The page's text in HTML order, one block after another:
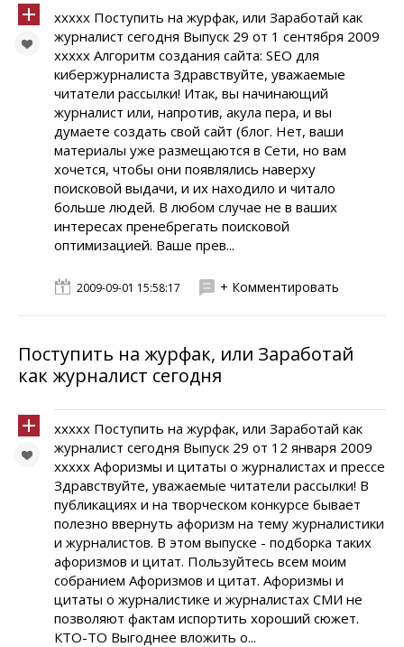
xxxxx Поступить на журфак, или Заработай как
журналист сегодня Выпуск 29 от 1 сентября 2009
xxxxx Алгоритм создания сайта: SEO для
кибержурналиста Здравствуйте, уважаемые
читатели рассылки! Итак, вы начинающий
журналист или, напротив, акула пера, и вы
думаете создать свой сайт (блог. Нет, ваши
материалы уже размещаются в Сети, но вам
хочется, чтобы они появлялись наверху
поисковой выдачи, и их находило и читало
больше людей. В любом случае не в ваших
интересах пренебрегать поисковой
оптимизацией. Ваше прев...
2009-09-01 15:58:17 + Комментировать
Поступить на журфак, или Заработай
как журналист сегодня
xxxxx Поступить на журфак, или Заработай как
журналист сегодня Выпуск 29 от 12 января 2009
xxxxx Афоризмы и цитаты о журналистах и прессе
Здравствуйте, уважаемые читатели рассылки! В
публикациях и на творческом конкурсе бывает
полезно ввернуть афоризм на тему журналистики
и журналистов. В этом выпуске - подборка таких
афоризмов и цитат. Пользуйтесь всем моим
собранием Афоризмов и цитат. Афоризмы и
цитаты о журналистике и журналистах СМИ не
позволяют фактам испортить хороший сюжет.
КТО-ТО Выгоднее вложить о...